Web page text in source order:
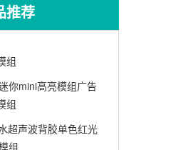
推荐
组
你mini高亮模组广告
组
超声波背胶单色红光
组